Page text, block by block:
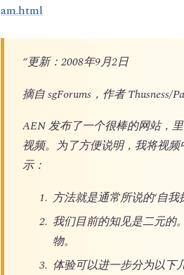
am.html
“更新：2008年9月2日
摘自 sgForums，作者 Thusness/
AEN 发布了一个很棒的网站，
视频。为了方便说明，我将视
示：
方法就是通常所说的‘自我
我们目前的知见是二元的
物。
体验可以进一步分为以下